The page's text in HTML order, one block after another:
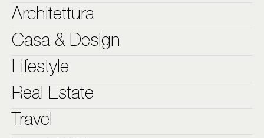
Architettura
Casa & Design
Lifestyle
Real Estate
Travel